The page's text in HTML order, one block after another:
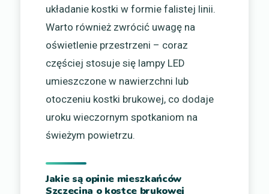
układanie kostki w formie falistej linii.
Warto również zwrócić uwagę na
oświetlenie przestrzeni – coraz
częściej stosuje się lampy LED
umieszczone w nawierzchni lub
otoczeniu kostki brukowej, co dodaje
uroku wieczornym spotkaniom na
świeżym powietrzu.
Jakie są opinie mieszkańców
Szczecina o kostce brukowej